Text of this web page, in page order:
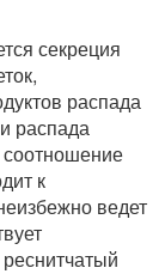
секреция
распада
распада
соотношение
к
ведет